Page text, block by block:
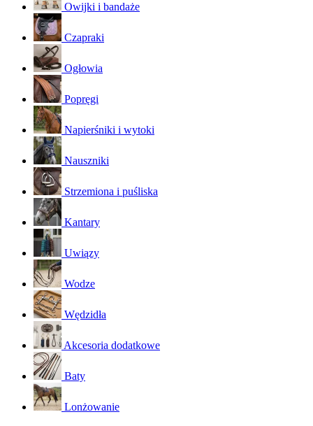
Owijki i bandaże
Czapraki
Ogłowia
Popręgi
Napierśniki i wytoki
Nauszniki
Strzemiona i puśliska
Kantary
Uwiązy
Wodze
Wędzidła
Akcesoria dodatkowe
Baty
Lonżowanie